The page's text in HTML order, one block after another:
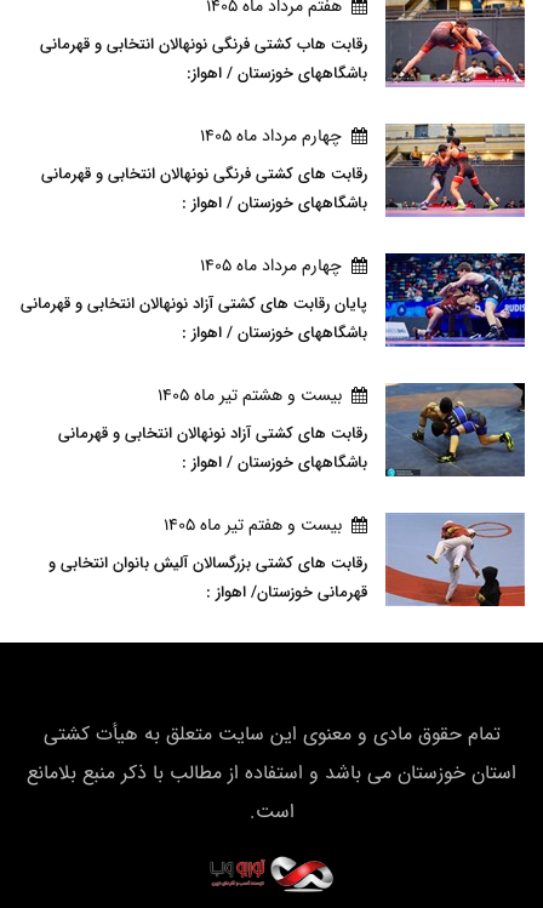
رقابت هاب کشتی فرنگی نونهالان انتخابی و قهرمانی
باشگاههای خوزستان / اهواز:
چهارم مرداد ماه 1405
رقابت های کشتی فرنگی نونهالان انتخابی و قهرمانی
باشگاههای خوزستان / اهواز :
چهارم مرداد ماه 1405
پایان رقابت های کشتی آزاد نونهالان انتخابی و قهرمانی
باشگاههای خوزستان / اهواز :
بيست و هشتم تير ماه 1405
رقابت های کشتی آزاد نونهالان انتخابی و قهرمانی
باشگاههای خوزستان / اهواز :
بيست و هفتم تير ماه 1405
رقابت های کشتی بزرگسالان آلیش بانوان انتخابی و
قهرمانی خوزستان/ اهواز :
تمام حقوق مادی و معنوی این سایت متعلق به هیأت كشتی
استان خوزستان می باشد و استفاده از مطالب با ذکر منبع بلامانع
است.